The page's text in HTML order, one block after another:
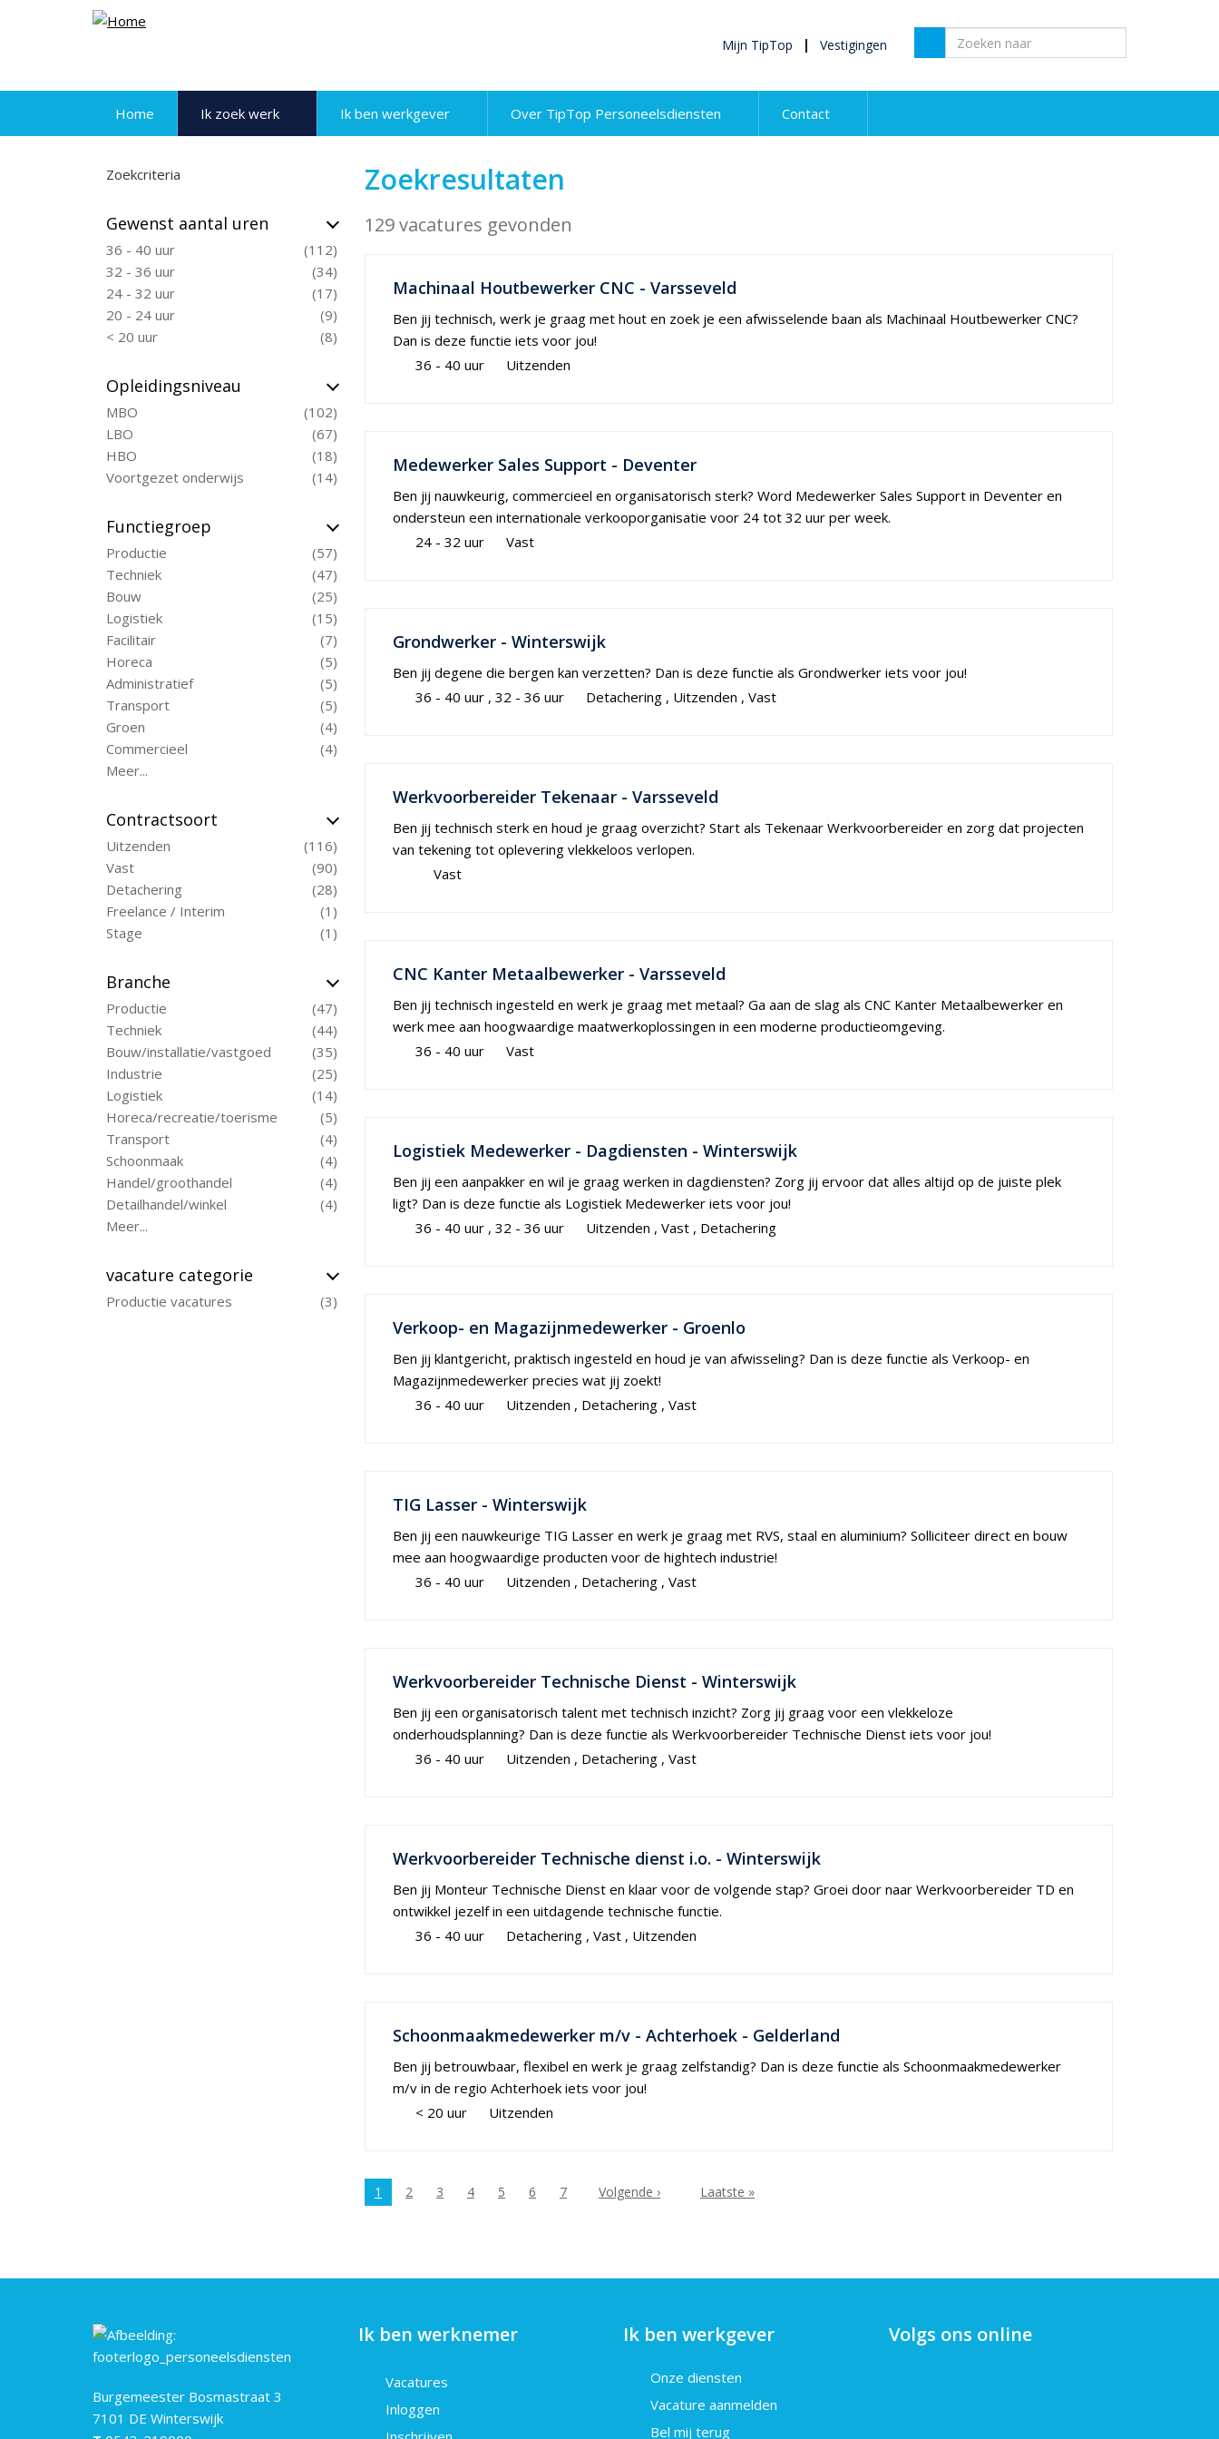
Mijn TipTop Vestigingen
Home Ik zoek werk Ik ben werkgever Over TipTop Personeelsdiensten Contact
Zoekcriteria
Gewenst aantal uren
36 - 40 uur
112
32 - 36 uur
34
24 - 32 uur
17
20 - 24 uur
9
< 20 uur
8
Opleidingsniveau
MBO
102
LBO
67
HBO
18
Voortgezet onderwijs
14
Functiegroep
Productie
57
Techniek
47
Bouw
25
Logistiek
15
Facilitair
7
Horeca
5
Administratief
5
Transport
5
Groen
4
Commercieel
4
Meer...
Contractsoort
Uitzenden
116
Vast
90
Detachering
28
Freelance / Interim
1
Stage
1
Branche
Productie
47
Techniek
44
Bouw/installatie/vastgoed
35
Industrie
25
Logistiek
14
Horeca/recreatie/toerisme
5
Transport
4
Schoonmaak
4
Handel/groothandel
4
Detailhandel/winkel
4
Meer...
vacature categorie
Productie vacatures 3
Zoekresultaten
129 vacatures gevonden
Machinaal Houtbewerker CNC - Varsseveld
Ben jij technisch, werk je graag met hout en zoek je een afwisselende baan als Machinaal Houtbewerker CNC?
Dan is deze functie iets voor jou!
36 - 40 uur
Uitzenden
Medewerker Sales Support - Deventer
Ben jij nauwkeurig, commercieel en organisatorisch sterk? Word Medewerker Sales Support in Deventer en
ondersteun een internationale verkooporganisatie voor 24 tot 32 uur per week.
24 - 32 uur
Vast
Grondwerker - Winterswijk
Ben jij degene die bergen kan verzetten? Dan is deze functie als Grondwerker iets voor jou!
36 - 40 uur 32 - 36 uur Detachering Uitzenden Vast
Werkvoorbereider Tekenaar - Varsseveld
Ben jij technisch sterk en houd je graag overzicht? Start als Tekenaar Werkvoorbereider en zorg dat projecten
van tekening tot oplevering vlekkeloos verlopen.
Vast
CNC Kanter Metaalbewerker - Varsseveld
Ben jij technisch ingesteld en werk je graag met metaal? Ga aan de slag als CNC Kanter Metaalbewerker en
werk mee aan hoogwaardige maatwerkoplossingen in een moderne productieomgeving.
36 - 40 uur
Vast
Logistiek Medewerker - Dagdiensten - Winterswijk
Ben jij een aanpakker en wil je graag werken in dagdiensten? Zorg jij ervoor dat alles altijd op de juiste plek
ligt? Dan is deze functie als Logistiek Medewerker iets voor jou!
36 - 40 uur 32 - 36 uur Uitzenden Vast Detachering
Verkoop- en Magazijnmedewerker - Groenlo
Ben jij klantgericht, praktisch ingesteld en houd je van afwisseling? Dan is deze functie als Verkoop- en
Magazijnmedewerker precies wat jij zoekt!
36 - 40 uur
Uitzenden Detachering Vast
TIG Lasser - Winterswijk
Ben jij een nauwkeurige TIG Lasser en werk je graag met RVS, staal en aluminium? Solliciteer direct en bouw
mee aan hoogwaardige producten voor de hightech industrie!
36 - 40 uur
Uitzenden Detachering Vast
Werkvoorbereider Technische Dienst - Winterswijk
Ben jij een organisatorisch talent met technisch inzicht? Zorg jij graag voor een vlekkeloze
onderhoudsplanning? Dan is deze functie als Werkvoorbereider Technische Dienst iets voor jou!
36 - 40 uur
Uitzenden Detachering Vast
Werkvoorbereider Technische dienst i.o. - Winterswijk
Ben jij Monteur Technische Dienst en klaar voor de volgende stap? Groei door naar Werkvoorbereider TD en
ontwikkel jezelf in een uitdagende technische functie.
36 - 40 uur
Detachering Vast Uitzenden
Schoonmaakmedewerker m/v - Achterhoek - Gelderland
Ben jij betrouwbaar, flexibel en werk je graag zelfstandig? Dan is deze functie als Schoonmaakmedewerker
m/v in de regio Achterhoek iets voor jou!
< 20 uur
Uitzenden
1 2 3 4 5 6 7 Volgende › Laatste »
Burgemeester Bosmastraat 3
7101 DE Winterswijk
Ik ben werknemer
Vacatures
Inloggen
Ik ben werkgever
Onze diensten
Vacature aanmelden
Bel mij terug
Volgs ons online